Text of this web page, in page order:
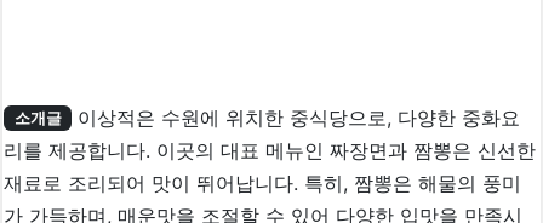
소개글
이상적은 수원에 위치한 중식당으로, 다양한 중화요
리를 제공합니다. 이곳의 대표 메뉴인 짜장면과 짬뽕은 신선한
재료로 조리되어 맛이 뛰어납니다. 특히, 짬뽕은 해물의 풍미
가 가득하며, 매운맛을 조절할 수 있어 다양한 입맛을 만족시